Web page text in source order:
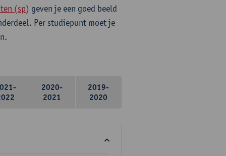
(sp) geven je een goed beeld
Per studiepunt moet je
2020-
2021
2019-
2020